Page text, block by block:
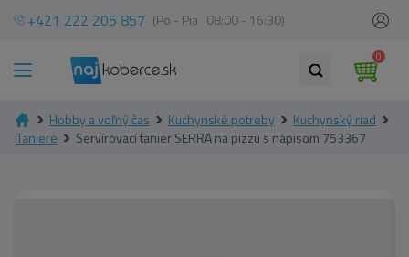
+421 222 205 857 (Po - Pia 08:00 - 16:30)
0
Hobby a voľný čas Kuchynské potreby
Kuchynský riad
Taniere
Servírovací tanier SERRA na pizzu s nápisom 753367